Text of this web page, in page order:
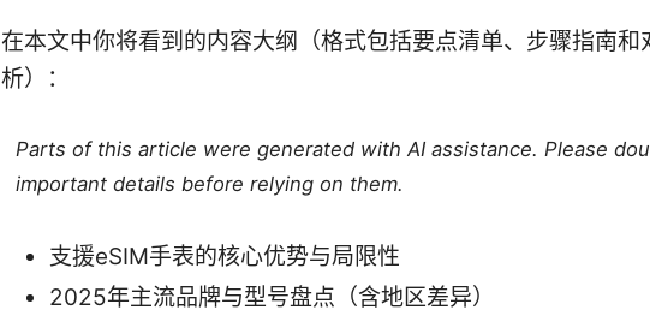
在本文中你将看到的内容大纲（格式包括要点清单、步骤指南和
析）：
Parts of this article were generated with AI assistance. Please
important details before relying on them.
支援eSIM手表的核心优势与局限性
2025年主流品牌与型号盘点（含地区差异）